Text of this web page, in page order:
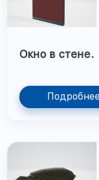
Окно в стене.
Подробнее